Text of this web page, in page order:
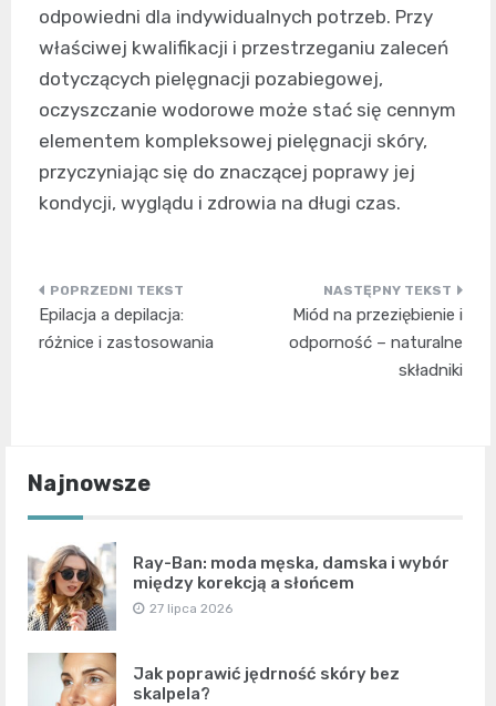
odpowiedni dla indywidualnych potrzeb. Przy
właściwej kwalifikacji i przestrzeganiu zaleceń
dotyczących pielęgnacji pozabiegowej,
oczyszczanie wodorowe może stać się cennym
elementem kompleksowej pielęgnacji skóry,
przyczyniając się do znaczącej poprawy jej
kondycji, wyglądu i zdrowia na długi czas.
Nawigacja
wpisu
Epilacja a depilacja:
różnice i zastosowania
Miód na przeziębienie i
odporność – naturalne
składniki
Najnowsze
Ray-Ban: moda męska, damska i wybór
między korekcją a słońcem
27 lipca 2026
Jak poprawić jędrność skóry bez
skalpela?